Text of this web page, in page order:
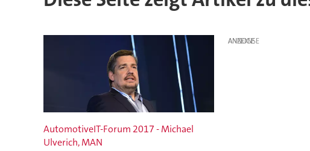
AutomotiveIT-Forum 2017 - Michael
Ulverich, MAN
ANZEIGE